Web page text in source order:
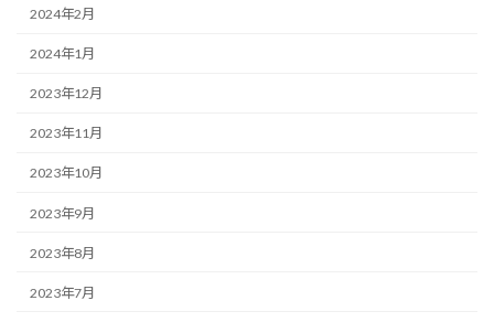
2024年2月
2024年1月
2023年12月
2023年11月
2023年10月
2023年9月
2023年8月
2023年7月